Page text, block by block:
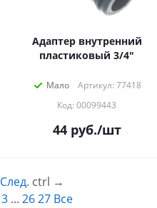
Адаптер внутренний
пластиковый 3/4"
Мало
Артикул: 77418
Код: 00099443
44руб./шт
След. ctrl →
3 ... 2627 Все